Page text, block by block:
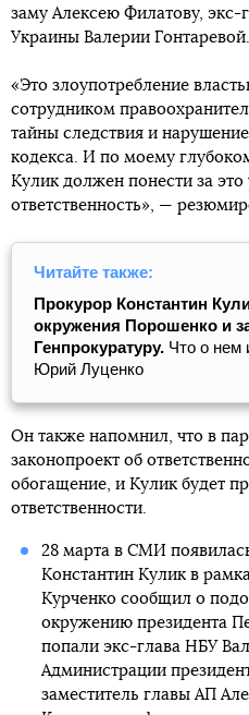
заму Алексею Филатову, экс-
Украины Валерии Гонтаревой.
«Это злоупотребление
сотрудником
тайны следствия и
кодекса. И по моему
Кулик должен понести за
ответственность», —
Читайте также:
Прокурор Константин
окружения Порошенко и
Генпрокуратуру. Что о нем
Юрий Луценко
Он также напомнил, что в
законопроект об
обогащение, и Кулик будет
ответственности.
28 марта в СМИ
Константин Кулик в
Курченко сообщил о
окружению президента
попали экс-глава НБУ
Администрации
заместитель главы АП